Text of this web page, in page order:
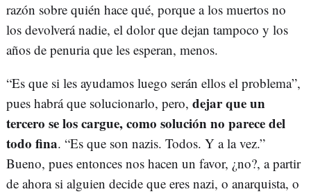
razón sobre quién hace qué, porque a los muertos no
los devolverá nadie, el dolor que dejan tampoco y los
años de penuria que les esperan, menos.
“Es que si les ayudamos luego serán ellos el problema”,
pues habrá que solucionarlo, pero, dejar que un
tercero se los cargue, como solución no parece del
todo fina. “Es que son nazis. Todos. Y a la vez.”
Bueno, pues entonces nos hacen un favor, ¿no?, a partir
de ahora si alguien decide que eres nazi, o anarquista, o